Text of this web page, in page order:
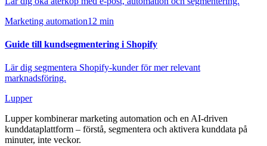
Marketing automation12 min
Guide till kundsegmentering i Shopify
Lär dig segmentera Shopify-kunder för mer relevant
marknadsföring.
Lupper
Lupper kombinerar marketing automation och en AI‑driven
kunddataplattform – förstå, segmentera och aktivera kunddata på
minuter, inte veckor.